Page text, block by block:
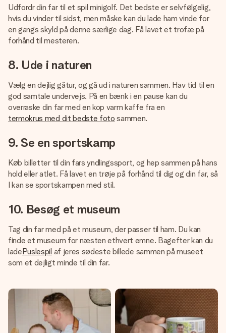
Udfordr din far til et spil minigolf. Det bedste er selvfølgelig,
hvis du vinder til sidst, men måske kan du lade ham vinde for
en gangs skyld på denne særlige dag. Få lavet et trofæ på
forhånd til mesteren.
8. Ude i naturen
Vælg en dejlig gåtur, og gå ud i naturen sammen. Hav tid til en
god samtale undervejs. På en bænk i en pause kan du
overraske din far med en kop varm kaffe fra en
termokrus med dit bedste foto sammen.
9. Se en sportskamp
Køb billetter til din fars yndlingssport, og hep sammen på hans
hold eller atlet. Få lavet en trøje på forhånd til dig og din far, så
I kan se sportskampen med stil.
10. Besøg et museum
Tag din far med på et museum, der passer til ham. Du kan
finde et museum for næsten ethvert emne. Bagefter kan du
ladePuslespil af jeres sødeste billede sammen på museet
som et dejligt minde til din far.